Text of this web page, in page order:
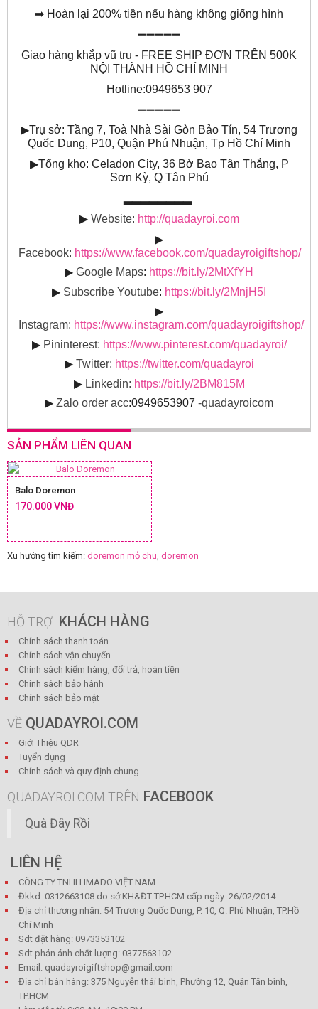
➡ Hoàn lại 200% tiền nếu hàng không giống hình
➖➖➖➖➖
Giao hàng khắp vũ trụ - FREE SHIP ĐƠN TRÊN 500K
NỘI THÀNH HỒ CHÍ MINH
Hotline:0949653 907
➖➖➖➖➖
▶Trụ sở: Tầng 7, Toà Nhà Sài Gòn Bảo Tín, 54 Trương
Quốc Dung, P10, Quận Phú Nhuận, Tp Hồ Chí Minh
▶Tổng kho: Celadon City, 36 Bờ Bao Tân Thắng, P
Sơn Kỳ, Q Tân Phú
▶ Website: http://quadayroi.com
▶
Facebook: https://www.facebook.com/quadayroigiftshop/
▶ Google Maps: https://bit.ly/2MtXfYH
▶ Subscribe Youtube: https://bit.ly/2MnjH5I
▶
Instagram: https://www.instagram.com/quadayroigiftshop/
▶ Pininterest: https://www.pinterest.com/quadayroi/
▶ Twitter: https://twitter.com/quadayroi
▶ Linkedin: https://bit.ly/2BM815M
▶ Zalo order acc:0949653907 -quadayroicom
SẢN PHẨM LIÊN QUAN
Balo Doremon
170.000 VNĐ
Xu hướng tìm kiếm: doremon mỏ chu, doremon
HỖ TRỢ KHÁCH HÀNG
Chính sách thanh toán
Chính sách vận chuyển
Chính sách kiểm hàng, đổi trả, hoàn tiền
Chính sách bảo hành
Chính sách bảo mật
VỀ QUADAYROI.COM
Giới Thiệu QDR
Tuyển dụng
Chính sách và quy định chung
QUADAYROI.COM TRÊN FACEBOOK
Quà Đây Rồi
LIÊN HỆ
CÔNG TY TNHH IMADO VIỆT NAM
Đkkd: 0312663108 do sở KH&ĐT TP.HCM cấp ngày: 26/02/2014
Địa chỉ thương nhân: 54 Trương Quốc Dung, P. 10, Q. Phú Nhuận, TP.Hồ
Chí Minh
Sdt đặt hàng: 0973353102
Sdt phản ánh chất lượng: 0377563102
Email: quadayroigiftshop@gmail.com
Địa chỉ bán hàng: 375 Nguyễn thái bình, Phường 12, Quận Tân bình,
TP.HCM